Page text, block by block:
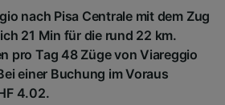
nach Pisa Centrale mit dem Zug
21 Min für die rund 22 km.
pro Tag 48 Züge von Viareggio
einer Buchung im Voraus
4.02.